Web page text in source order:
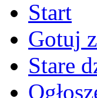
Start
Gotuj
Stare